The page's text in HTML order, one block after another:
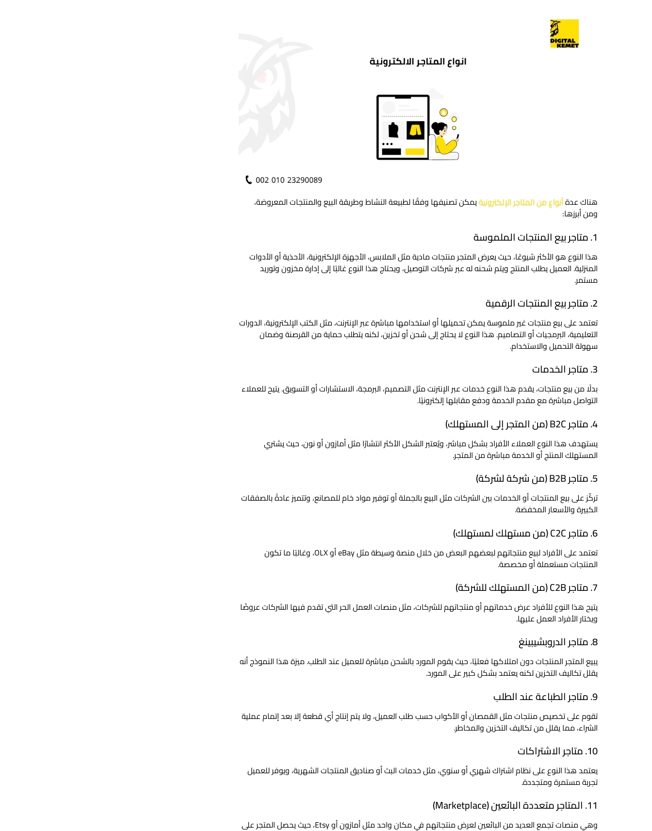
هناك عدةأنواع من المتاجر الإلكترونيةيمكن تصنيفها وفقًا لطبيعة النشاط وطريقة البيع والمنتجات المعروضة،
ومن أبرزها:
1. متاجر بيع المنتجات الملموسة
هذا النوع هو الأكثر شيوعًا، حيث يعرض المتجر منتجات مادية مثل الملابس، الأجهزة الإلكترونية، الأحذية أو الأدوات
المنزلية. العميل يطلب المنتج ويتم شحنه له عبر شركات التوصيل، ويحتاج هذا النوع غالبًا إلى إدارة مخزون وتوريد
مستمر.
2. متاجر بيع المنتجات الرقمية
تعتمد على بيع منتجات غير ملموسة يمكن تحميلها أو استخدامها مباشرة عبر الإنترنت، مثل الكتب الإلكترونية، الدورات
التعليمية، البرمجيات أو التصاميم. هذا النوع لا يحتاج إلى شحن أو تخزين، لكنه يتطلب حماية من القرصنة وضمان
سهولة التحميل والاستخدام.
3. متاجر الخدمات
بدلًا من بيع منتجات، يقدم هذا النوع خدمات عبر الإنترنت مثل التصميم، البرمجة، الاستشارات أو التسويق. يتيح للعملاء
التواصل مباشرة مع مقدم الخدمة ودفع مقابلها إلكترونيًا.
4. متاجر B2C (من المتجر إلى المستهلك)
يستهدف هذا النوع العملاء الأفراد بشكل مباشر، ويُعتبر الشكل الأكثر انتشارًا مثل أمازون أو نون، حيث يشتري
المستهلك المنتج أو الخدمة مباشرة من المتجر.
5. متاجر B2B (من شركة لشركة)
تركّز على بيع المنتجات أو الخدمات بين الشركات مثل البيع بالجملة أو توفير مواد خام للمصانع، وتتميز عادةً بالصفقات
الكبيرة والأسعار المخفضة.
6. متاجر C2C (من مستهلك لمستهلك)
تعتمد على الأفراد لبيع منتجاتهم لبعضهم البعض من خلال منصة وسيطة مثل eBay أو OLX، وغالبًا ما تكون
المنتجات مستعملة أو مخصصة.
7. متاجر C2B (من المستهلك للشركة)
يتيح هذا النوع للأفراد عرض خدماتهم أو منتجاتهم للشركات، مثل منصات العمل الحر التي تقدم فيها الشركات عروضًا
ويختار الأفراد العمل عليها.
8. متاجر الدروبشيبينغ
يبيع المتجر المنتجات دون امتلاكها فعليًا، حيث يقوم المورد بالشحن مباشرة للعميل عند الطلب. ميزة هذا النموذج أنه
يقلل تكاليف التخزين لكنه يعتمد بشكل كبير على المورد.
9. متاجر الطباعة عند الطلب
تقوم على تخصيص منتجات مثل القمصان أو الأكواب حسب طلب العميل، ولا يتم إنتاج أي قطعة إلا بعد إتمام عملية
الشراء، مما يقلل من تكاليف التخزين والمخاطر.
10. متاجر الاشتراكات
يعتمد هذا النوع على نظام اشتراك شهري أو سنوي، مثل خدمات البث أو صناديق المنتجات الشهرية، ويوفر للعميل
تجربة مستمرة ومتجددة.
11. المتاجر متعددة البائعين (Marketplace)
وهي منصات تجمع العديد من البائعين لعرض منتجاتهم في مكان واحد مثل أمازون أو Etsy، حيث يحصل المتجر على